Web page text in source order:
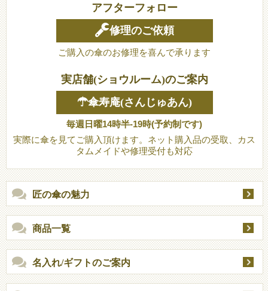
アフターフォロー
修理のご依頼
ご購入の傘のお修理を喜んで承ります
実店舗(ショウルーム)のご案内
☂傘寿庵(さんじゅあん)
毎週日曜14時半-19時(予約制です)
実際に傘を見てご購入頂けます。ネット購入品の受取、カス
タムメイドや修理受付も対応
匠の傘の魅力
商品一覧
名入れ/ギフトのご案内